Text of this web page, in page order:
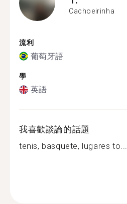
Cachoeirinha
流利
葡萄牙語
學
英語
我喜歡談論的話題
tenis, basquete, lugares to...